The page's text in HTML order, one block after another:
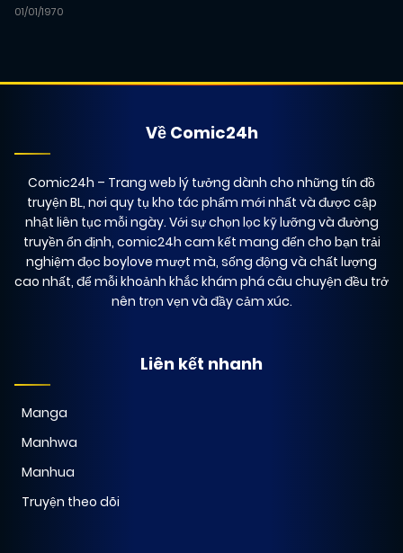
01/01/1970
Về Comic24h
Comic24h – Trang web lý tưởng dành cho những tín đồ
truyện BL, nơi quy tụ kho tác phẩm mới nhất và được cập
nhật liên tục mỗi ngày. Với sự chọn lọc kỹ lưỡng và đường
truyền ổn định, comic24h cam kết mang đến cho bạn trải
nghiệm đọc boylove mượt mà, sống động và chất lượng
cao nhất, để mỗi khoảnh khắc khám phá câu chuyện đều trở
nên trọn vẹn và đầy cảm xúc.
Liên kết nhanh
Manga
Manhwa
Manhua
Truyện theo dõi